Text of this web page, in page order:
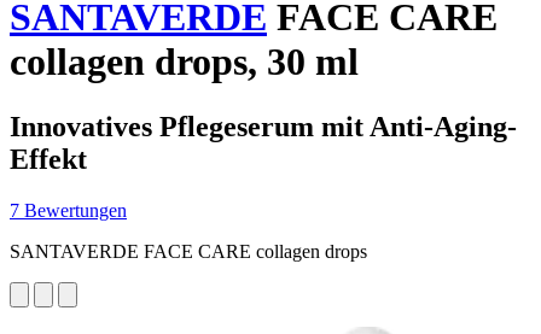
SANTAVERDE FACE CARE
collagen drops, 30 ml
Innovatives Pflegeserum mit Anti-Aging-
Effekt
7 Bewertungen
SANTAVERDE FACE CARE collagen drops